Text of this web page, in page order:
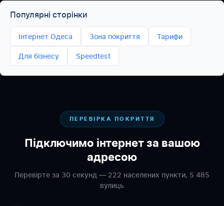
Популярні сторінки
Інтернет Одеса Зона покриття Тарифи
Для бізнесу Speedtest
ПЕРЕВІРКА ПОКРИТТЯ
Підключимо інтернет за вашою
адресою
Перевірте за 30 секунд — 222 населених пункти, 5 485
вулиць